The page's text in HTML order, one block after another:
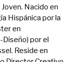
Nacido en
Hispánica por la
en
por el
Reside en